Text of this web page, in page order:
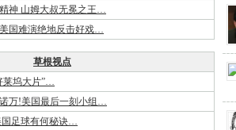
神 山姆大叔无冕之王…
国难演绝地反击好戏…
草根视点
莱坞大片”…
万!美国最后一刻小组…
足球有何秘诀…